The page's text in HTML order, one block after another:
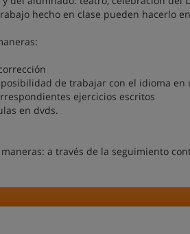
hecho en clase pueden hacerlo
de trabajar con el idioma en
ejercicios escritos
en dvds.
a través de la seguimiento